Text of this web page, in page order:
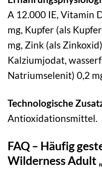
A 12.000 IE, Vitamin
mg, Kupfer (als
mg, Zink (als
Kalziumjodat,
Natriumselenit) 0,2
Technologische
Antioxidationsmittel.
FAQ – Häufig
Wilderness Adult